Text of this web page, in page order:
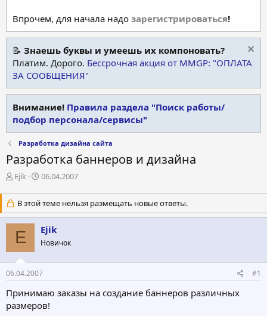
Впрочем, для начала надо зарегистрироваться!
📝 Знаешь буквы и умеешь их компоновать?
Платим. Дорого. Бессрочная акция от MMGP: "ОПЛАТА
ЗА СООБЩЕНИЯ"
Внимание! Правила раздела "Поиск работы/
подбор персонала/сервисы"
Разработка дизайна сайта
Разработка баннеров и дизайна
А
т
о
р
т
м
ы
Ejik
Д
т
а
н
а
ч
л
а
06.04.2007
В этой теме нельзя размещать новые ответы.
E Ejik
Новичок
06.04.2007 #1
Принимаю заказы на создание баннеров различных
размеров!